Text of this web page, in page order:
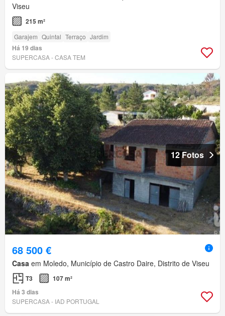
Viseu
215 m²
Garajem Quintal Terraço Jardim
Há 19 dias
SUPERCASA - CASA TEM
12 Fotos
68 500 €
Casa em Moledo, Município de Castro Daire, Distrito de Viseu
T3
107 m²
Há 3 dias
SUPERCASA - IAD PORTUGAL